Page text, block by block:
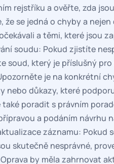
rejstříku a ověřte, zda
že se jedná o chyby a
a těmi, které jsou
soudu: Pokud zjistíte
soud, který je příslušný
je na konkrétní
nebo důkazy, které
také poradit s právním
a podáním návrhu
záznamu: Pokud
skutečně nesprávné,
by měla zahrnovat